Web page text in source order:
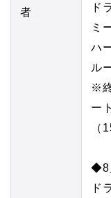
者
ド
ミ
ハ
ル
※
ー
（
◆8
ド